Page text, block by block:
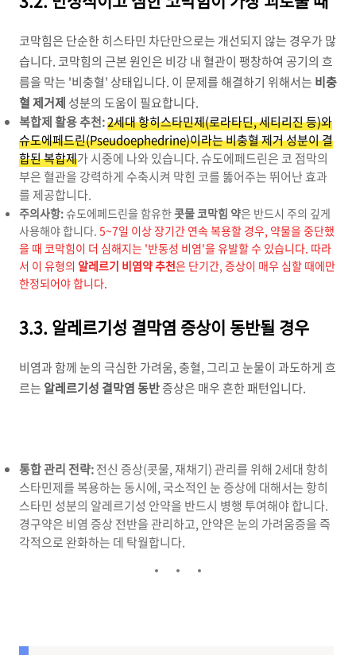
코막힘은 단순한 히스타민 차단만으로는 개선되지 않는 경우가 많
습니다. 코막힘의 근본 원인은 비강 내 혈관이 팽창하여 공기의 흐
름을 막는 '비충혈' 상태입니다. 이 문제를 해결하기 위해서는 비충
혈 제거제 성분의 도움이 필요합니다.
복합제 활용 추천:2세대 항히스타민제(로라타딘, 세티리진 등)와
슈도에페드린(Pseudoephedrine)이라는 비충혈 제거 성분이 결
합된 복합제가 시중에 나와 있습니다. 슈도에페드린은 코 점막의
부은 혈관을 강력하게 수축시켜 막힌 코를 뚫어주는 뛰어난 효과
를 제공합니다.
주의사항:슈도에페드린을 함유한콧물 코막힘 약은 반드시 주의 깊게
사용해야 합니다. 5~7일 이상 장기간 연속 복용할 경우, 약물을 중단했
을 때 코막힘이 더 심해지는 '반동성 비염'을 유발할 수 있습니다. 따라
서 이 유형의 알레르기 비염약 추천은 단기간, 증상이 매우 심할 때에만
한정되어야 합니다.
3.3. 알레르기성 결막염 증상이 동반될 경우
비염과 함께 눈의 극심한 가려움, 충혈, 그리고 눈물이 과도하게 흐
르는 알레르기성 결막염 동반증상은 매우 흔한 패턴입니다.
통합 관리 전략:전신 증상(콧물, 재채기) 관리를 위해 2세대 항히
스타민제를 복용하는 동시에, 국소적인 눈 증상에 대해서는 항히
스타민 성분의 알레르기성 안약을 반드시 병행 투여해야 합니다.
경구약은 비염 증상 전반을 관리하고, 안약은 눈의 가려움증을 즉
각적으로 완화하는 데 탁월합니다.